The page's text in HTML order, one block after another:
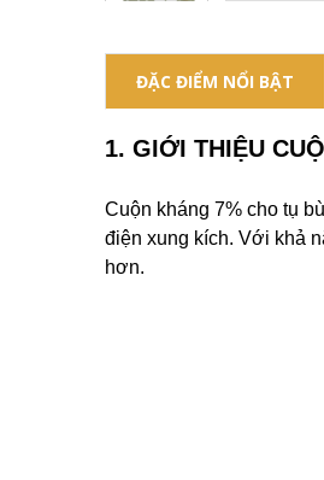
ĐẶC ĐIỂM NỔI BẬT
1. GIỚI THIỆU
Cuộn kháng 7% cho tụ
điện xung kích. Với khả
hơn.